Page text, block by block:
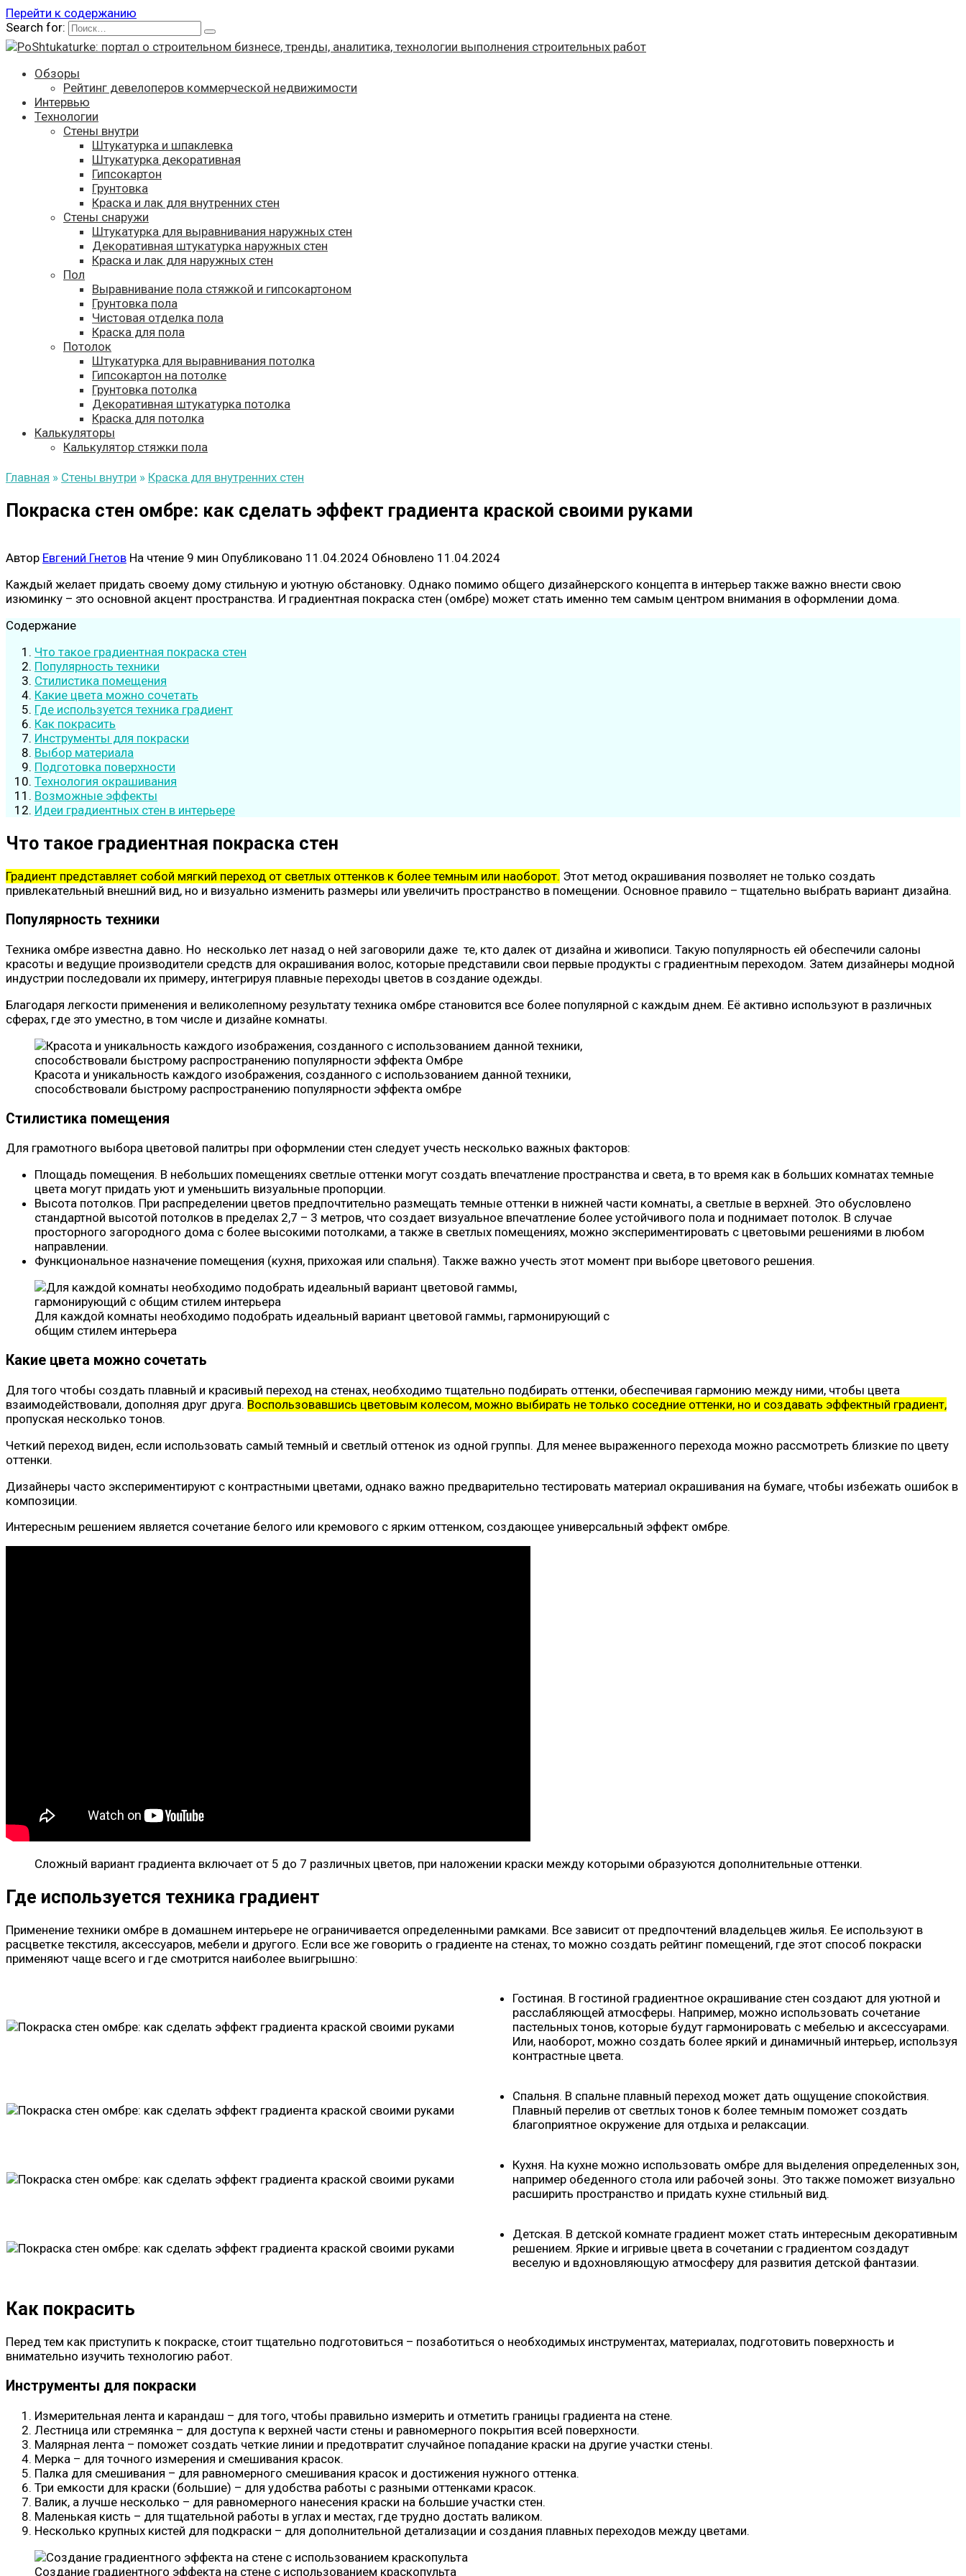
Перейти к содержанию
Search for:
Обзоры
Рейтинг девелоперов коммерческой недвижимости
Интервью
Технологии
Стены внутри
Штукатурка и шпаклевка
Штукатурка декоративная
Гипсокартон
Грунтовка
Краска и лак для внутренних стен
Стены снаружи
Штукатурка для выравнивания наружных стен
Декоративная штукатурка наружных стен
Краска и лак для наружных стен
Пол
Выравнивание пола стяжкой и гипсокартоном
Грунтовка пола
Чистовая отделка пола
Краска для пола
Потолок
Штукатурка для выравнивания потолка
Гипсокартон на потолке
Грунтовка потолка
Декоративная штукатурка потолка
Краска для потолка
Калькуляторы
Калькулятор стяжки пола
Главная » Стены внутри » Краска для внутренних стен
Покраска стен омбре: как сделать эффект градиента краской своими руками
Автор Евгений Гнетов На чтение 9 мин Опубликовано 11.04.2024 Обновлено 11.04.2024
Каждый желает придать своему дому стильную и уютную обстановку. Однако помимо общего дизайнерского концепта в интерьер также важно внести свою
изюминку – это основной акцент пространства. И градиентная покраска стен (омбре) может стать именно тем самым центром внимания в оформлении дома.
Содержание
Что такое градиентная покраска стен
Популярность техники
Стилистика помещения
Какие цвета можно сочетать
Где используется техника градиент
Как покрасить
Инструменты для покраски
Выбор материала
Подготовка поверхности
Технология окрашивания
Возможные эффекты
Идеи градиентных стен в интерьере
Что такое градиентная покраска стен
Градиент представляет собой мягкий переход от светлых оттенков к более темным или наоборот. Этот метод окрашивания позволяет не только создать
привлекательный внешний вид, но и визуально изменить размеры или увеличить пространство в помещении. Основное правило – тщательно выбрать вариант дизайна.
Популярность техники
Техника омбре известна давно. Но несколько лет назад о ней заговорили даже те, кто далек от дизайна и живописи. Такую популярность ей обеспечили салоны
красоты и ведущие производители средств для окрашивания волос, которые представили свои первые продукты с градиентным переходом. Затем дизайнеры модной
индустрии последовали их примеру, интегрируя плавные переходы цветов в создание одежды.
Благодаря легкости применения и великолепному результату техника омбре становится все более популярной с каждым днем. Её активно используют в различных
сферах, где это уместно, в том числе и дизайне комнаты.
Красота и уникальность каждого изображения, созданного с использованием данной техники,
способствовали быстрому распространению популярности эффекта омбре
Стилистика помещения
Для грамотного выбора цветовой палитры при оформлении стен следует учесть несколько важных факторов:
Площадь помещения. В небольших помещениях светлые оттенки могут создать впечатление пространства и света, в то время как в больших комнатах темные
цвета могут придать уют и уменьшить визуальные пропорции.
Высота потолков. При распределении цветов предпочтительно размещать темные оттенки в нижней части комнаты, а светлые в верхней. Это обусловлено
стандартной высотой потолков в пределах 2,7 – 3 метров, что создает визуальное впечатление более устойчивого пола и поднимает потолок. В случае
просторного загородного дома с более высокими потолками, а также в светлых помещениях, можно экспериментировать с цветовыми решениями в любом
направлении.
Функциональное назначение помещения (кухня, прихожая или спальня). Также важно учесть этот момент при выборе цветового решения.
Для каждой комнаты необходимо подобрать идеальный вариант цветовой гаммы, гармонирующий с
общим стилем интерьера
Какие цвета можно сочетать
Для того чтобы создать плавный и красивый переход на стенах, необходимо тщательно подбирать оттенки, обеспечивая гармонию между ними, чтобы цвета
взаимодействовали, дополняя друг друга. Воспользовавшись цветовым колесом, можно выбирать не только соседние оттенки, но и создавать эффектный градиент,
пропуская несколько тонов.
Четкий переход виден, если использовать самый темный и светлый оттенок из одной группы. Для менее выраженного перехода можно рассмотреть близкие по цвету
оттенки.
Дизайнеры часто экспериментируют с контрастными цветами, однако важно предварительно тестировать материал окрашивания на бумаге, чтобы избежать ошибок в
композиции.
Интересным решением является сочетание белого или кремового с ярким оттенком, создающее универсальный эффект омбре.
Сложный вариант градиента включает от 5 до 7 различных цветов, при наложении краски между которыми образуются дополнительные оттенки.
Где используется техника градиент
Применение техники омбре в домашнем интерьере не ограничивается определенными рамками. Все зависит от предпочтений владельцев жилья. Ее используют в
расцветке текстиля, аксессуаров, мебели и другого. Если все же говорить о градиенте на стенах, то можно создать рейтинг помещений, где этот способ покраски
применяют чаще всего и где смотрится наиболее выигрышно:
Гостиная. В гостиной градиентное окрашивание стен создают для уютной и
расслабляющей атмосферы. Например, можно использовать сочетание
пастельных тонов, которые будут гармонировать с мебелью и аксессуарами.
Или, наоборот, можно создать более яркий и динамичный интерьер, используя
контрастные цвета.
Спальня. В спальне плавный переход может дать ощущение спокойствия.
Плавный перелив от светлых тонов к более темным поможет создать
благоприятное окружение для отдыха и релаксации.
Кухня. На кухне можно использовать омбре для выделения определенных зон,
например обеденного стола или рабочей зоны. Это также поможет визуально
расширить пространство и придать кухне стильный вид.
Детская. В детской комнате градиент может стать интересным декоративным
решением. Яркие и игривые цвета в сочетании с градиентом создадут
веселую и вдохновляющую атмосферу для развития детской фантазии.
Как покрасить
Перед тем как приступить к покраске, стоит тщательно подготовиться – позаботиться о необходимых инструментах, материалах, подготовить поверхность и
внимательно изучить технологию работ.
Инструменты для покраски
Измерительная лента и карандаш – для того, чтобы правильно измерить и отметить границы градиента на стене.
Лестница или стремянка – для доступа к верхней части стены и равномерного покрытия всей поверхности.
Малярная лента – поможет создать четкие линии и предотвратит случайное попадание краски на другие участки стены.
Мерка – для точного измерения и смешивания красок.
Палка для смешивания – для равномерного смешивания красок и достижения нужного оттенка.
Три емкости для краски (большие) – для удобства работы с разными оттенками красок.
Валик, а лучше несколько – для равномерного нанесения краски на большие участки стен.
Маленькая кисть – для тщательной работы в углах и местах, где трудно достать валиком.
Несколько крупных кистей для подкраски – для дополнительной детализации и создания плавных переходов между цветами.
Создание градиентного эффекта на стене с использованием краскопульта